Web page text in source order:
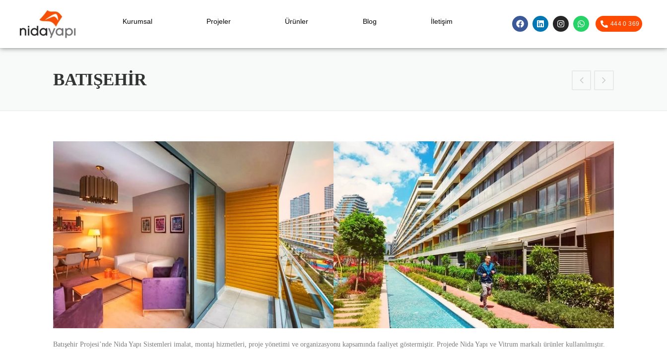
Kurumsal Projeler Ürünler Blog İletişim 444 0 369
BATIŞEHİR
Batışehir Projesi’nde Nida Yapı Sistemleri imalat, montaj hizmetleri, proje yönetimi ve organizasyonu kapsamında faaliyet göstermiştir. Projede Nida Yapı ve Vitrum markalı ürünler kullanılmıştır.